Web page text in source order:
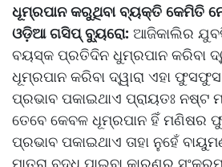
ଧୂମ୍ରପାନ କରୁଥିବା ବ୍ୟକ୍ତି କେମିତି
ଓଡ଼ିଆ ଗସିପ୍ ବ୍ୟୁରୋ: ଆଜିକାଲିର
ବୟସ୍କ ପ୍ରତିଦିନ ଧୁମ୍ରପାନ କରିବା
ଧୂମ୍ରପାନ କରିବା ଦ୍ୱାରା ଏହା
ପ୍ରଭାବ ପକାଇଥାଏ ପ୍ରାୟତଃ ନଷ୍ଟ
ତେବେ କେବଳ ଧୂମ୍ରପାନ ହିଁ ମଣିଷର
ପ୍ରଭାବ ପକାଇଥାଏ ତାହା ନୁହେଁ
ମାତ୍ରା ବୃଦ୍ଧି ପାଇବା କାରଣରୁ